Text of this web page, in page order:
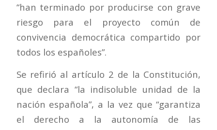
“han terminado por producirse con grave
riesgo para el proyecto común de
convivencia democrática compartido por
todos los españoles”.
Se refirió al artículo 2 de la Constitución,
que declara “la indisoluble unidad de la
nación española”, a la vez que “garantiza
el derecho a la autonomía de las